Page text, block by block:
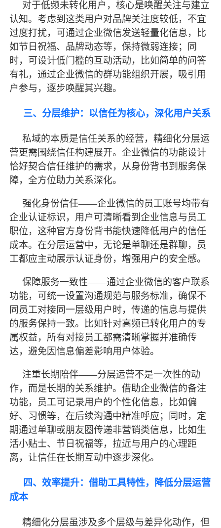
对于低频未转化用户，核心是唤醒关注与建立
认知。考虑到这类用户对品牌关注度较低，不宜
过度打扰，可通过企业微信发送轻量化信息，比
如节日祝福、品牌动态等，保持微弱连接；同
时，可设计低门槛的互动活动，比如简单的问答
有礼，通过企业微信的群功能组织开展，吸引用
户参与，逐步唤醒其兴趣。
三、分层维护：以信任为核心，深化用户关系
私域的本质是信任关系的经营，精细化分层运
营更需围绕信任构建展开。企业微信的功能设计
恰好契合信任维护的需求，从身份背书到服务保
障，全方位助力关系深化。
强化身份信任——企业微信的员工账号均带有
企业认证标识，用户可清晰看到企业信息与员工
职位，这种官方身份背书能快速降低用户的信任
成本。在分层运营中，无论是单聊还是群聊，员
工都应主动展示认证身份，增强用户的安全感。
保障服务一致性——通过企业微信的客户联系
功能，可统一设置沟通规范与服务标准，确保不
同员工对接同一层级用户时，传递的信息与提供
的服务保持一致。比如针对高频已转化用户的专
属权益，所有对接员工都需清晰掌握并准确传
达，避免因信息偏差影响用户体验。
注重长期陪伴——分层运营不是一次性的动
作，而是长期的关系维护。借助企业微信的备注
功能，员工可记录用户的个性化信息，比如偏
好、习惯等，在后续沟通中精准呼应；同时，定
期通过单聊或朋友圈传递非营销类信息，比如生
活小贴士、节日祝福等，拉近与用户的心理距
离，让信任在长期互动中逐步深化。
四、效率提升：借助工具特性，降低分层运营
成本
精细化分层虽涉及多个层级与差异化动作，但